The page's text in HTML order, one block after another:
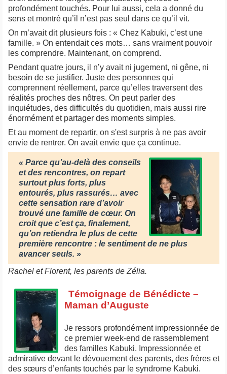
profondément touchés. Pour lui aussi, cela a donné du
sens et montré qu’il n’est pas seul dans ce qu’il vit.
On m’avait dit plusieurs fois : « Chez Kabuki, c’est une
famille. » On entendait ces mots… sans vraiment pouvoir
les comprendre. Maintenant, on comprend.
Pendant quatre jours, il n’y avait ni jugement, ni gêne, ni
besoin de se justifier. Juste des personnes qui
comprennent réellement, parce qu’elles traversent des
réalités proches des nôtres. On peut parler des
inquiétudes, des difficultés du quotidien, mais aussi rire
énormément et partager des moments simples.
Et au moment de repartir, on s'est surpris à ne pas avoir
envie de rentrer. On avait envie que ça continue.
« Parce qu’au-delà des conseils
et des rencontres, on repart
surtout plus forts, plus
entourés, plus rassurés… avec
cette sensation rare d’avoir
trouvé une famille de cœur. On
croit que c’est ça, finalement,
qu’on retiendra le plus de cette
première rencontre : le sentiment de ne plus
avancer seuls. »
Rachel et Florent, les parents de Zélia.
Témoignage de Bénédicte –
Maman d’Auguste
Je ressors profondément impressionnée de
ce premier week-end de rassemblement
des familles Kabuki. Impressionnée et
admirative devant le dévouement des parents, des frères et
des sœurs d’enfants touchés par le syndrome Kabuki.